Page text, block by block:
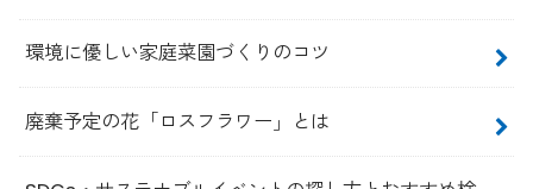
環境に優しい家庭菜園づくりのコツ
廃棄予定の花「ロスフラワー」とは